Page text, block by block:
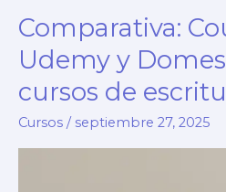
Comparativa:
Udemy y
cursos de
Cursos / septiembre 27, 2025